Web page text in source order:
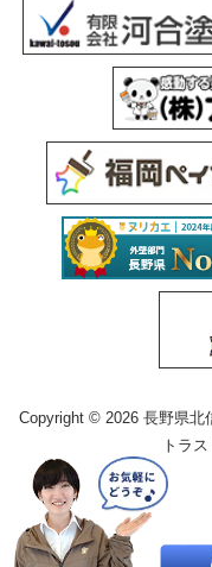
Copyright © 2026 長野県北
トラ